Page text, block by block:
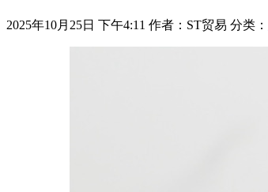
2025年10月25日 下午4:11 作者：ST贸易 分类：